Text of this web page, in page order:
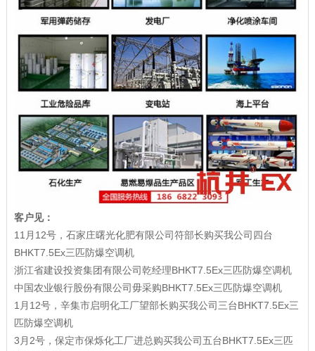
客户见：
11月12号，石家庄曙光化肥有限公司符部长购买我公司四台
BHKT7.5Ex三匹防爆空调机
浙江省建设投资集团有限公司乾经理BHKT7.5Ex三匹防爆空调机
中国农业银行股份有限公司毋采购BHKT7.5Ex三匹防爆空调机
1月12号，辛集市启明化工厂望部长购买我公司三台BHKT7.5Ex三
匹防爆空调机
3月2号，保定市保烁化工厂进总购买我公司五台BHKT7.5Ex三匹